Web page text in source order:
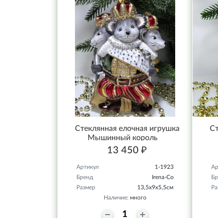
Стеклянная елочная игрушка
Мышинный король
13 450 ₽
Артикул
1-1923
Бренд
Irena-Co
Размер
13,5х9х5,5см
Наличие: много